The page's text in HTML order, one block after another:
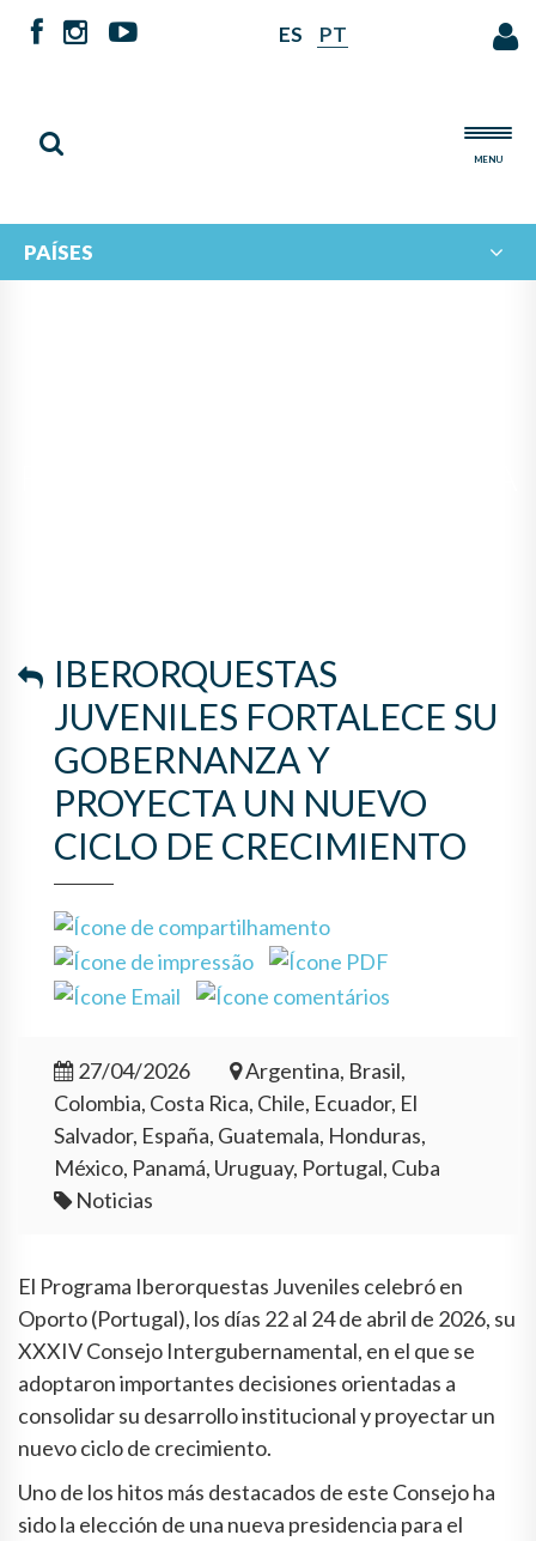
ES PT
MENU
PAÍSES
IBERORQUESTAS
JUVENILES FORTALECE SU
GOBERNANZA Y
PROYECTA UN NUEVO
CICLO DE CRECIMIENTO
27/04/2026
Argentina, Brasil,
Colombia, Costa Rica, Chile, Ecuador, El
Salvador, España, Guatemala, Honduras,
México, Panamá, Uruguay, Portugal, Cuba
Noticias
El Programa Iberorquestas Juveniles celebró en
Oporto (Portugal), los días 22 al 24 de abril de 2026, su
XXXIV Consejo Intergubernamental, en el que se
adoptaron importantes decisiones orientadas a
consolidar su desarrollo institucional y proyectar un
nuevo ciclo de crecimiento.
Uno de los hitos más destacados de este Consejo ha
sido la elección de una nueva presidencia para el